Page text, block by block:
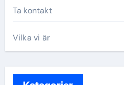
Ta kontakt
Vilka vi är